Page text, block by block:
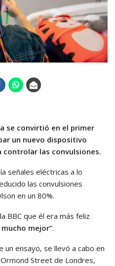
se convirtió en el primer
un nuevo dispositivo
controlar las convulsiones.
señales eléctricas a lo
las convulsiones
en un 80%.
BBC que él era más feliz
mejor”.
un ensayo, se llevó a cabo en
Street de Londres,